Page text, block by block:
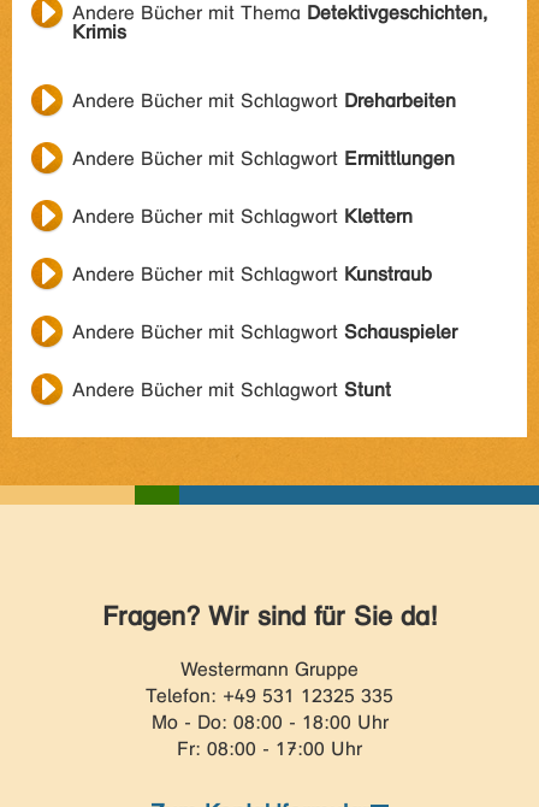
Andere Bücher mit Thema Detektivgeschichten,
Krimis
Andere Bücher mit Schlagwort Dreharbeiten
Andere Bücher mit Schlagwort Ermittlungen
Andere Bücher mit Schlagwort Klettern
Andere Bücher mit Schlagwort Kunstraub
Andere Bücher mit Schlagwort Schauspieler
Andere Bücher mit Schlagwort Stunt